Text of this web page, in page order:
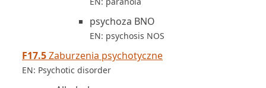
psychoza BNO
EN: psychosis NOS
F17.5Zaburzenia psychotyczne
EN: Psychotic disorder